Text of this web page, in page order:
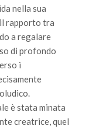
nella sua
rapporto tra
a regalare
di profondo
i
è stata minata
creatrice, quel